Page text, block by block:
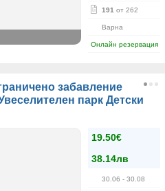
191 от 262
Варна
Онлайн резервация
забавление
парк Детски
19.50€
38.14лв
30.06 - 30.08